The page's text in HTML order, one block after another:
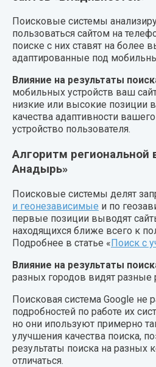
Поисковые системы
пользоваться сайтом на
поиске с них ставят на более
адаптированные под
Влияние на результаты
мобильных устройств ваш
низкие или высокие позиции
качества адаптивности
устройство пользователя.
Алгоритм региональной
Анадырь»
Поисковые системы делят
и геонезависимые и по
первые позиции выводят
находящихся ближе всего к
Подробнее в статье «Поиск с
Влияние на результаты
разных городов видят разные
Поисковая система Google не
подробностей по работе их
но они ипользуют примерно
улучшения качества поиска,
результаты поиска на разных
отличаться.